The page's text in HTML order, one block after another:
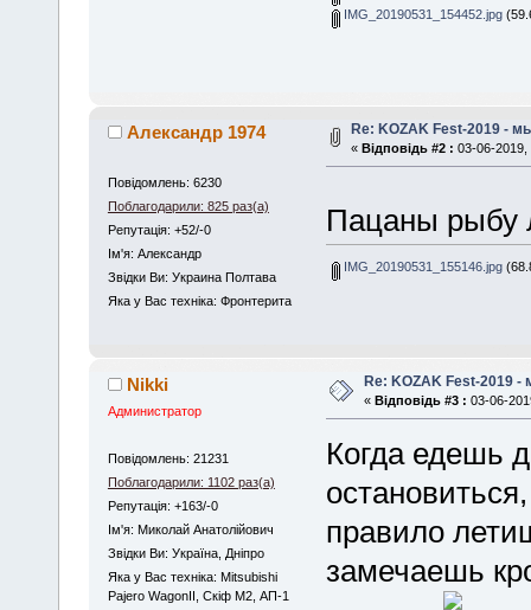
IMG_20190531_154452.jpg
Александр 1974
Повідомлень: 6230
Поблагодарили: 825 раз(а)
Репутація: +52/-0
Iм'я: Александр
Звідки Ви: Украина Полтава
Яка у Вас техніка: Фронтерита
Re: KOZAK Fest-2019 -
« Відповідь #2 : 03-06-2019,
Пацаны рыбу
IMG_20190531_155146.jpg
Nikki
Администратор
Повідомлень: 21231
Поблагодарили: 1102 раз(а)
Репутація: +163/-0
Iм'я: Миколай Анатолійович
Звідки Ви: Україна, Дніпро
Яка у Вас техніка: Mitsubishi
Pajero WagonII, Скіф М2, АП-1
Re: KOZAK Fest-2019
« Відповідь #3 : 03-06-
Когда едешь
правило
замечаешь